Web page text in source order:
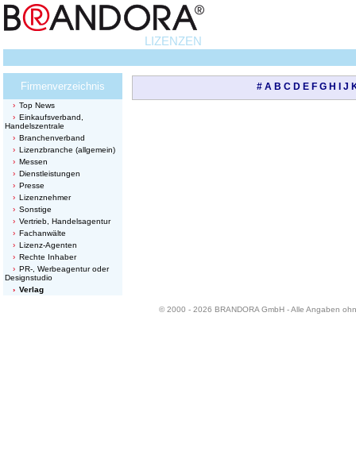
LIZENZEN
Firmenverzeichnis
Top News
Einkaufsverband,
Handelszentrale
Branchenverband
Lizenzbranche (allgemein)
Messen
Dienstleistungen
Presse
Lizenznehmer
Sonstige
Vertrieb, Handelsagentur
Fachanwälte
Lizenz-Agenten
Rechte Inhaber
PR-, Werbeagentur oder
Designstudio
Verlag
# A B C D E F G H J
© 2000 - 2026 BRANDORA GmbH - Alle Angaben